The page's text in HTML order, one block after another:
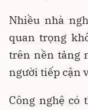
Nhiều nhà
quan trọng
trên nền tảng
người tiếp cận
Công nghệ có